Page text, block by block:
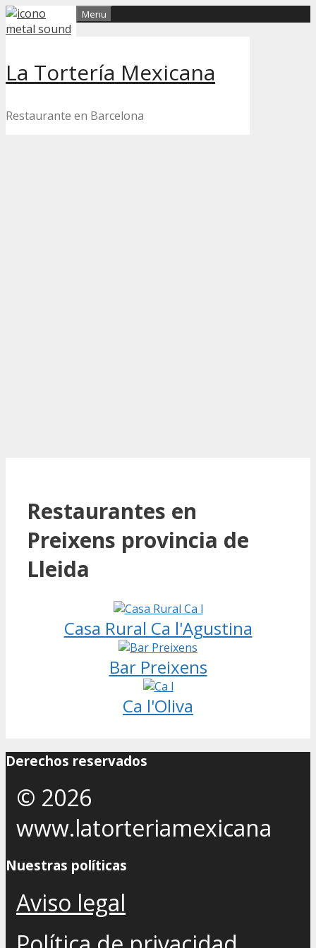
Skip
to
La Tortería Mexicana
Restaurante en Barcelona
Menu
Restaurantes en
Preixens provincia de
Lleida
Casa Rural Ca l'Agustina
Bar Preixens
Ca l'Oliva
Derechos reservados
© 2026
www.latorteriamexicana
Nuestras políticas
Aviso legal